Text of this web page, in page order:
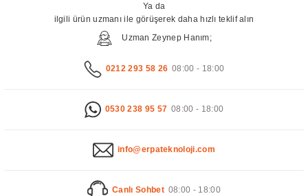
Ya da
ilgili ürün uzmanı ile görüşerek daha hızlı teklif alın
Uzman Zeynep Hanım;
0212 293 58 26 08:00 - 18:00
0530 238 95 57 08:00 - 18:00
info@erpateknoloji.com
Canlı Sohbet 08:00 - 18:00